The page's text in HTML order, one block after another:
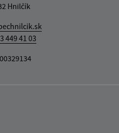
Hnilčík
449 41 03